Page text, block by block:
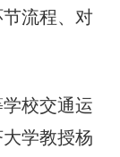
流程、对
校交通运
学教授杨